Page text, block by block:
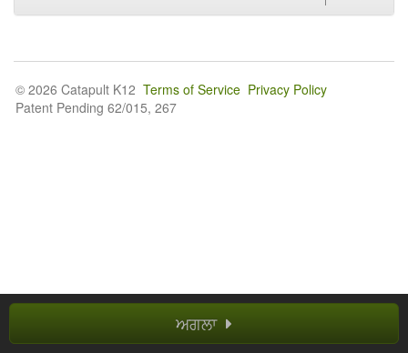
ਅਗਲਾ
© 2026 Catapult K12 Terms of Service Privacy Policy
Patent Pending 62/015, 267